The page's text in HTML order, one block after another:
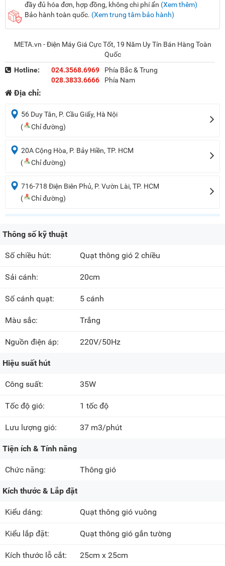
đầy đủ hóa đơn, hợp đồng, không chi phí ẩn (Xem thêm)
Bảo hành toàn quốc. (Xem trung tâm bảo hành)
META.vn - Điện Máy Giá Cực Tốt, 19 Năm Uy Tín Bán Hàng Toàn
Quốc
Hotline:
024.3568.6969
Phía Bắc & Trung
028.3833.6666
Phía Nam
Địa chỉ:
56 Duy Tân, P. Cầu Giấy, Hà Nội
(
Chỉ đường)
20A Cộng Hòa, P. Bảy Hiền, TP. HCM
(
Chỉ đường)
716-718 Điện Biên Phủ, P. Vườn Lài, TP. HCM
(
Chỉ đường)
Thông số kỹ thuật
Số chiều hút: Quạt thông gió 2 chiều
Sải cánh: 20cm
Số cánh quạt: 5 cánh
Màu sắc: Trắng
Nguồn điện áp: 220V/50Hz
Hiệu suất hút
Công suất: 35W
Tốc độ gió: 1 tốc độ
Lưu lượng gió: 37 m3/phút
Tiện ích & Tính năng
Chức năng: Thông gió
Kích thước & Lắp đặt
Kiểu dáng: Quạt thông gió vuông
Kiểu lắp đặt: Quạt thông gió gắn tường
Kích thước lỗ cắt: 25cm x 25cm